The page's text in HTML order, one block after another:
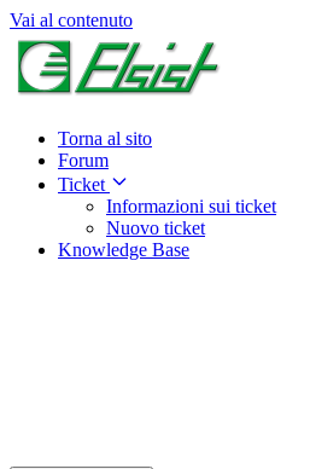
Vai al contenuto
Torna al sito
Forum
Ticket
Informazioni sui ticket
Nuovo ticket
Knowledge Base